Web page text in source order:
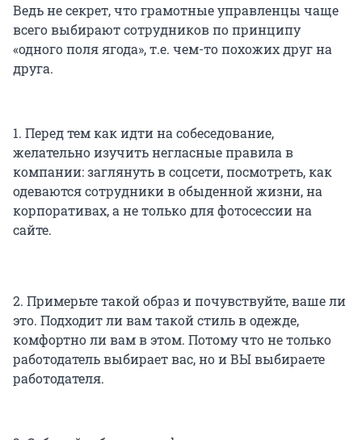
Ведь не секрет, что грамотные управленцы чаще
всего выбирают сотрудников по принципу
«одного поля ягода», т.е. чем-то похожих друг на
друга.
1. Перед тем как идти на собеседование,
желательно изучить негласные правила в
компании: заглянуть в соцсети, посмотреть, как
одеваются сотрудники в обыденной жизни, на
корпоративах, а не только для фотосессии на
сайте.
2. Примерьте такой образ и почувствуйте, ваше ли
это. Подходит ли вам такой стиль в одежде,
комфортно ли вам в этом. Потому что не только
работодатель выбирает вас, но и ВЫ выбираете
работодателя.